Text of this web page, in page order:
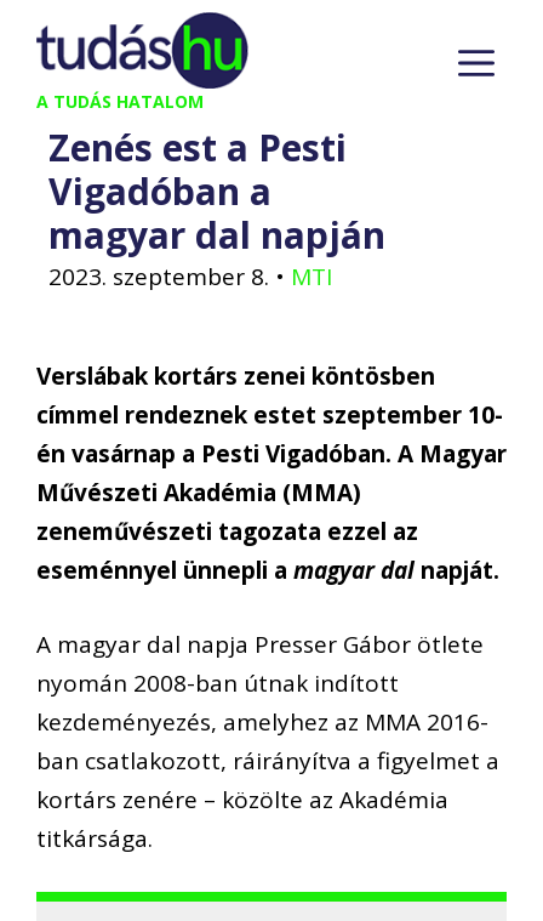
Kilépés
tartalomba
A TUDÁS HATALOM
Zenés est a Pesti
Vigadóban a
magyar dal napján
2023. szeptember 8. • MTI
Verslábak kortárs zenei köntösben
címmel rendeznek estet szeptember 10-
én vasárnap a Pesti Vigadóban. A Magyar
Művészeti Akadémia (MMA)
zeneművészeti tagozata ezzel az
eseménnyel ünnepli a magyar dalnapját.
A magyar dal napja Presser Gábor ötlete
nyomán 2008-ban útnak indított
kezdeményezés, amelyhez az MMA 2016-
ban csatlakozott, ráirányítva a figyelmet a
kortárs zenére – közölte az Akadémia
titkársága.